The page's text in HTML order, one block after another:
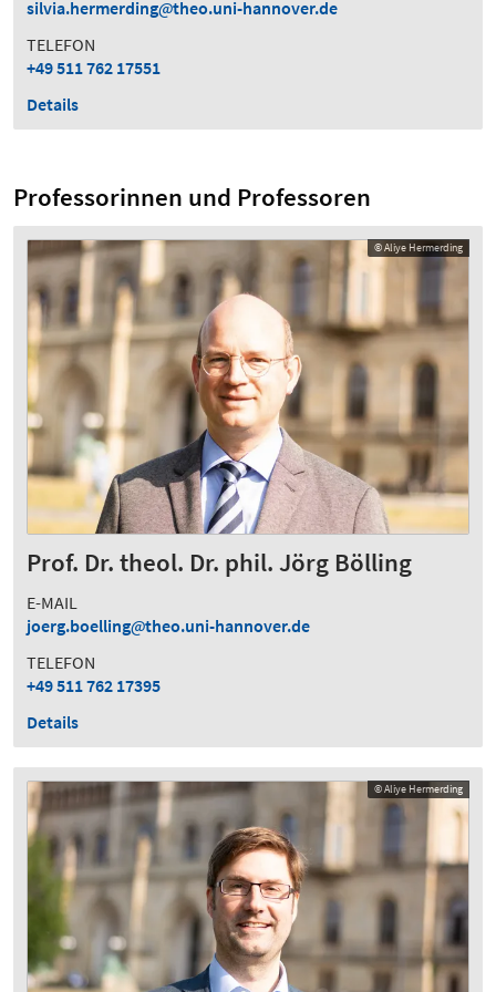
silvia.hermerding
theo.uni-hannover.de
TELEFON
+49 511 762 17551
Details
Professorinnen und Professoren
Prof. Dr. theol. Dr. phil. Jörg Bölling
E-MAIL
joerg.boelling
theo.uni-hannover.de
TELEFON
+49 511 762 17395
Details
© Aliye Hermerding
© Aliye Hermerding